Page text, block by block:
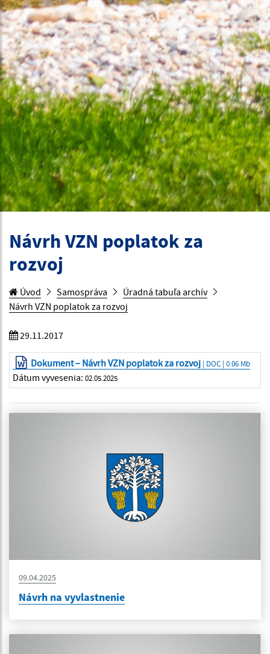
Návrh VZN poplatok za
rozvoj
Úvod Samospráva
Úradná tabuľa archív
Návrh VZN poplatok za rozvoj
29.11.2017
Dokument – Návrh VZN poplatok za rozvoj | DOC | 0.06 Mb
Dátum vyvesenia: 02.05.2025
09.04.2025
Návrh na vyvlastnenie